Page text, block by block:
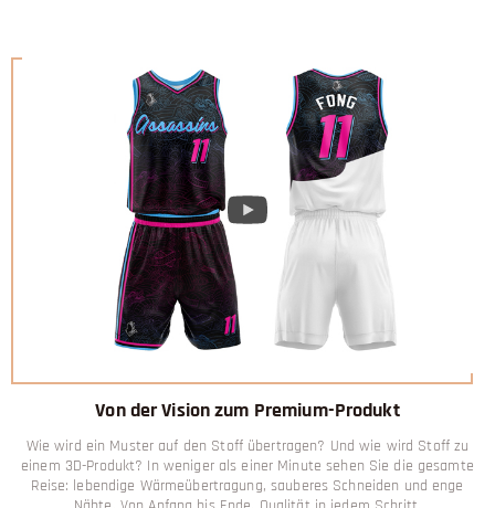
Von der Vision zum Premium-Produkt
Wie wird ein Muster auf den Stoff übertragen? Und wie wird Stoff zu
einem 3D-Produkt? In weniger als einer Minute sehen Sie die gesamte
Reise: lebendige Wärmeübertragung, sauberes Schneiden und enge